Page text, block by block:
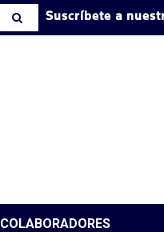
Suscríbete a
COLABORADORES